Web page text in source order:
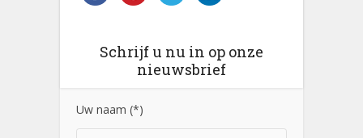
Schrijf u nu in op onze
nieuwsbrief
Uw naam (*)